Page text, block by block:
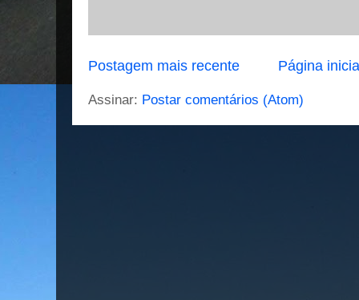
Postagem mais recente Página
Assinar: Postar comentários (Atom)